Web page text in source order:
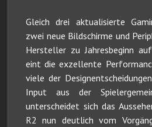
Gleich drei aktualisierte
zwei neue Bildschirme und
Hersteller zu Jahresbeginn
eint die exzellente
viele der
Input aus der
unterscheidet sich das
R2 nun deutlich vom